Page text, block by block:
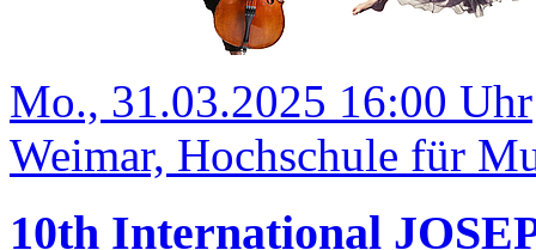
Mo., 31.03.2025 16:00 Uhr
Weimar, Hochschule für
10th International